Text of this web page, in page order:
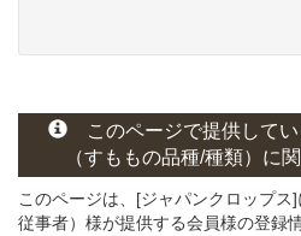
このページで提供してい
（すももの品種/種類） に
このページは、[ジャパンクロップ
従事者）様が提供する会員様の登録